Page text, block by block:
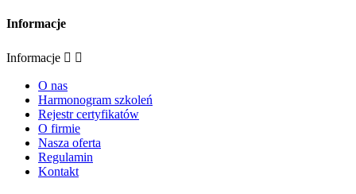
Informacje
Informacje  
O nas
Harmonogram szkoleń
Rejestr certyfikatów
O firmie
Nasza oferta
Regulamin
Kontakt